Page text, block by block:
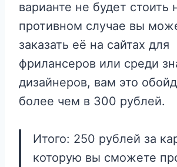
варианте не будет стоить
противном случае вы
заказать её на сайтах для
фрилансеров или среди
дизайнеров, вам это
более чем в 300 рублей.
Итого: 250 рублей за
которую вы сможете